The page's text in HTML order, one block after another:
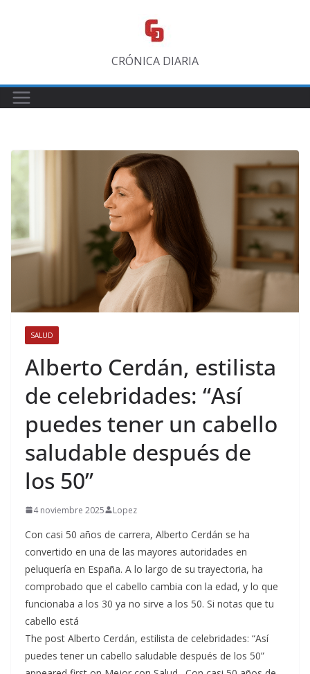
CRÓNICA DIARIA
SALUD
Alberto Cerdán, estilista
de celebridades: “Así
puedes tener un cabello
saludable después de
los 50”
4 noviembre 2025 Lopez
Con casi 50 años de carrera, Alberto Cerdán se ha
convertido en una de las mayores autoridades en
peluquería en España. A lo largo de su trayectoria, ha
comprobado que el cabello cambia con la edad, y lo que
funcionaba a los 30 ya no sirve a los 50. Si notas que tu
cabello está
The post Alberto Cerdán, estilista de celebridades: “Así
puedes tener un cabello saludable después de los 50”